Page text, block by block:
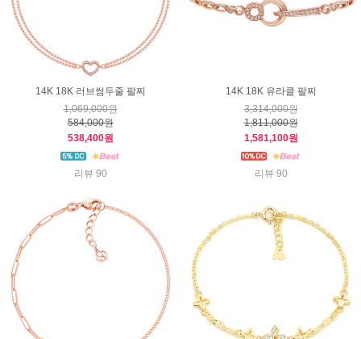
14K 18K 러브썸두줄 팔찌
1,069,000원
584,000원
538,400원
리뷰 90
14K 18K 유라클 팔찌
3,314,000원
1,811,000원
1,581,100원
리뷰 90